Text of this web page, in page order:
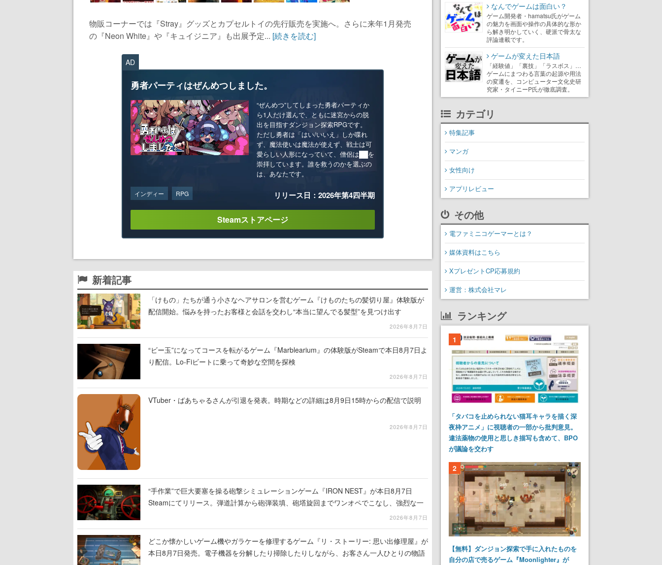
物販コーナーでは『Stray』グッズとカプセルトイの先行販売を実施へ。さらに来年1月発売
の『Neon White』や『キュイジニア』も出展予定... [続きを読む]
AD
勇者パーティはぜんめつしました。
“ぜんめつ”してしまった勇者パーティか
ら1人だけ選んで、ともに迷宮からの脱
出を目指すダンジョン探索RPGです。
ただし勇者は「はい/いいえ」しか喋れ
ず、魔法使いは魔法が使えず、戦士は可
愛らしい人形になっていて、僧侶は██を
崇拝しています。誰を救うのかを選ぶの
は、あなたです。
インディー RPG リリース日：2026年第4四半期
Steamストアページ
新着記事
「けもの」たちが通う小さなヘアサロンを営むゲーム『けものたちの髪切り屋』体験版が
配信開始。悩みを持ったお客様と会話を交わし“本当に望んでる髪型”を見つけ出す
2026年8月7日
“ビー玉”になってコースを転がるゲーム『Marblearium』の体験版がSteamで本日8月7日よ
り配信。Lo-Fiビートに乗って奇妙な空間を探検
2026年8月7日
VTuber・ばあちゃるさんが引退を発表。時期などの詳細は8月9日15時からの配信で説明
2026年8月7日
“手作業”で巨大要塞を操る砲撃シミュレーションゲーム『IRON NEST』が本日8月7日
Steamにてリリース。弾道計算から砲弾装填、砲塔旋回までワンオペでこなし、強烈な一
2026年8月7日
どこか懐かしいゲーム機やガラケーを修理するゲーム『リ・ストーリー: 思い出修理屋』が
本日8月7日発売。電子機器を分解したり掃除したりしながら、お客さん一人ひとりの物語
なんでゲームは面白い？
ゲーム開発者・hamatsu氏がゲーム
の魅力を画面や操作の具体的な形か
ら解き明かしていく、硬派で骨太な
評論連載です。
ゲームが変えた日本語
「経験値」「裏技」「ラスボス」…
ゲームにまつわる言葉の起源や用法
の変遷を、コンピューター文化史研
究家・タイニーP氏が徹底調査。
カテゴリ
特集記事
マンガ
女性向け
アプリレビュー
その他
電ファミニコゲーマーとは？
媒体資料はこちら
XプレゼントCP応募規約
運営：株式会社マレ
ランキング
1
「タバコを止められない猫耳キャラを描く深
夜枠アニメ」に視聴者の一部から批判意見。
違法薬物の使用と思しき描写も含めて、BPO
が議論を交わす
2
【無料】ダンジョン探索で手に入れたものを
自分の店で売るゲーム『Moonlighter』が